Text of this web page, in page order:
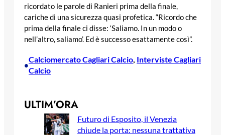
ricordato le parole di Ranieri prima della finale,
cariche di una sicurezza quasi profetica. “Ricordo che
prima della finale ci disse: ‘Saliamo. In un modo o
nell’altro, saliamo’. Ed è successo esattamente così”.
•
Calciomercato Cagliari Calcio, Interviste Cagliari
Calcio
ULTIM’ORA
Futuro di Esposito, il Venezia
chiude la porta: nessuna trattativa